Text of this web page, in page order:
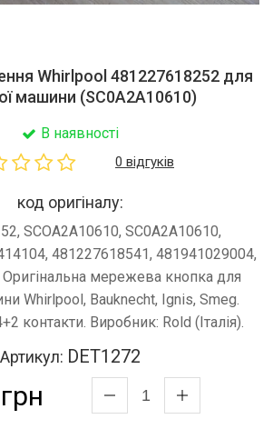
Whirlpool 481227618252 для
машини (SC0A2A10610)
В наявності
0 відгуків
код оригіналу:
SCOA2A10610, SC0A2A10610,
481227618541, 481941029004,
мережева кнопка для
Whirlpool, Bauknecht, Ignis, Smeg.
контакти. Виробник: Rold (Італія).
Артикул: DET1272